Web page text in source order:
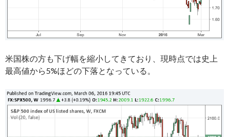
米国株の方も下げ幅を縮小してきており、現時点では史上
最高値から5%ほどの下落となっている。